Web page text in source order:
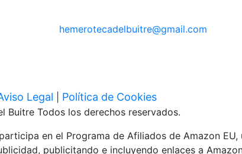
hemerotecadelbuitre@gmail.com
Legal Política de Cookies
Buitre Todos los derechos reservados.
en el Programa de Afiliados de Amazon
publicitando e incluyendo enlaces a